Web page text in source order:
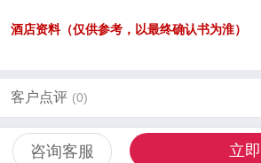
酒店资料（仅供参考，以最终确认书为淮）
客户点评 (0)
立
咨询客服